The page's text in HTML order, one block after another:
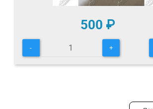
500 ₽
- +